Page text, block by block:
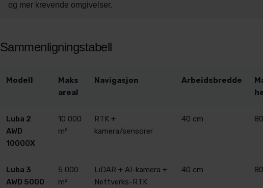
og mer krevende omgivelser.
Sammenligningstabell
Modell
Maks
areal
Navigasjon Arbeidsbredde
Luba 2
AWD
10000X
10 000
m²
RTK +
kamera/sensorer
40 cm
Luba 3
AWD 5000
5 000
m²
LiDAR + AI-kamera +
Nettverks-RTK
40 cm